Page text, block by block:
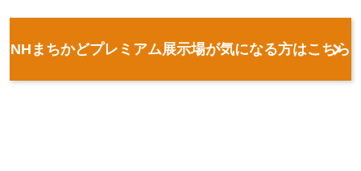
NHまちかどプレミアム展示場が気になる方はこちら